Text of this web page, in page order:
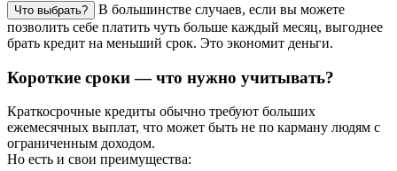
Что выбрать?
В большинстве случаев, если вы можете
позволить себе платить чуть больше каждый месяц, выгоднее
брать кредит на меньший срок. Это экономит деньги.
Короткие сроки — что нужно учитывать?
Краткосрочные кредиты обычно требуют больших
ежемесячных выплат, что может быть не по карману людям с
ограниченным доходом.
Но есть и свои преимущества: